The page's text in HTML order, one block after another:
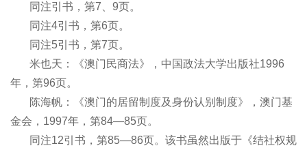
同注引书，第7、9页。
同注4引书，第6页。
同注5引书，第7页。
米也天：《澳门民商法》，中国政法大学出版社1996
年，第96页。
陈海帆：《澳门的居留制度及身份认别制度》，澳门基
金会，1997年，第84―85页。
同注12引书，第85―86页。该书虽然出版于《结社权规